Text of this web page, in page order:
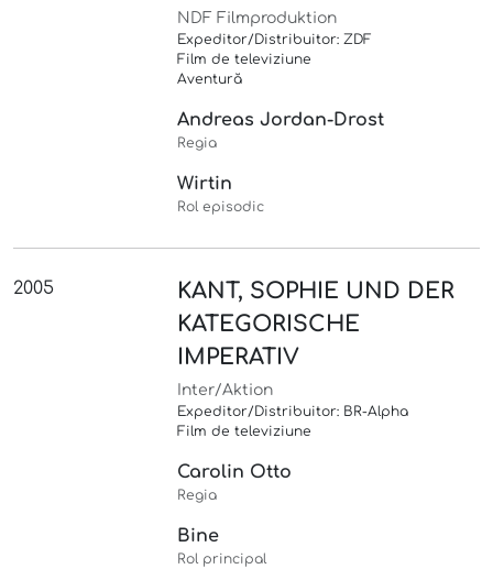
NDF Filmproduktion
Expeditor/Distribuitor: ZDF
Film de televiziune
Aventură
Andreas Jordan-Drost
Regia
Wirtin
Rol episodic
2005
KANT, SOPHIE UND DER
KATEGORISCHE
IMPERATIV
Inter/Aktion
Expeditor/Distribuitor: BR-Alpha
Film de televiziune
Carolin Otto
Regia
Bine
Rol principal